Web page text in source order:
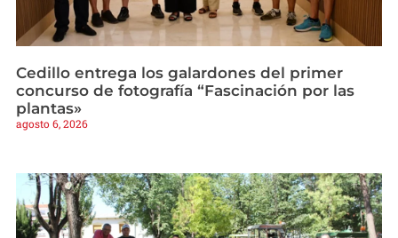
Cedillo entrega los galardones del primer
concurso de fotografía “Fascinación por las
plantas»
agosto 6, 2026